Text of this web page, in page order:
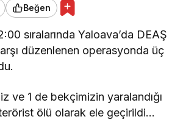
Beğen
sıralarında Yaloava’da DEAŞ
düzenlenen operasyonda üç
ve 1 de bekçimizin yaralandığı
ölü olarak ele geçirildi…